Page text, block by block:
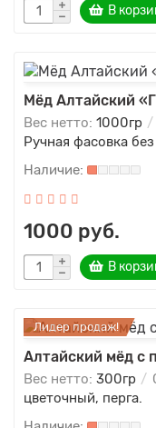
В
Мёд Алтайский
Вес нетто: 1000гр
Ручная фасовка
1000 руб.
В
Лидер продаж!
Алтайский мёд с
Вес нетто: 300гр
цветочный, перга.